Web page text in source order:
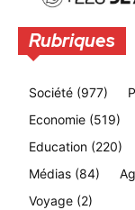
Rubriques
Société (977)
Economie (519)
Education (220)
Médias (84)
Voyage (2)